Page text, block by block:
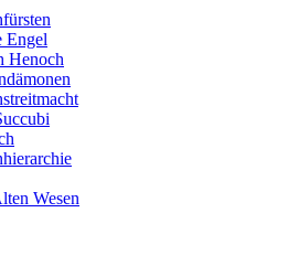
Engel
Henoch
Wesen